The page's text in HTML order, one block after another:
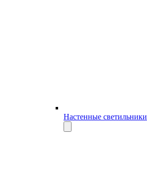
Настенные светильники